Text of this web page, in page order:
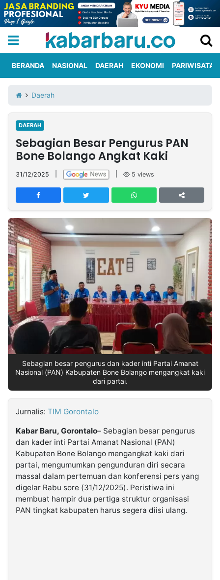
Iklan
Berita
Kami
Nasional
International
Olahraga
Entertainment
Daerah
Pariwisata
Kuliner
Kolom
Network
PT
TREETAN
MULTIMEDIA
INDONESIA
Partner
Insight
NTB
Suara
Time
Lens
IDN
Daily
Jogja
Jalan
Rakyat
Idealita
News
Kita
Notice
Dinamikapost.com
Radar
Baru
Seedbacklink
Follow
Kabarbaru
BERANDA NASIONAL DAERAH EKONOMI PARIWISATA
Daerah
DAERAH
Sebagian Besar Pengurus PAN
Bone Bolango Angkat Kaki
31/12/2025 5 views
Sebagian besar pengurus dan kader inti Partai Amanat
Nasional (PAN) Kabupaten Bone Bolango mengangkat kaki
dari partai.
Jurnalis: TIM Gorontalo
Kabar Baru, Gorontalo– Sebagian besar pengurus
dan kader inti Partai Amanat Nasional (PAN)
Kabupaten Bone Bolango mengangkat kaki dari
partai, mengumumkan pengunduran diri secara
massal dalam pertemuan dan konferensi pers yang
digelar Rabu sore (31/12/2025). Peristiwa ini
membuat hampir dua pertiga struktur organisasi
PAN tingkat kabupaten harus segera diisi ulang.